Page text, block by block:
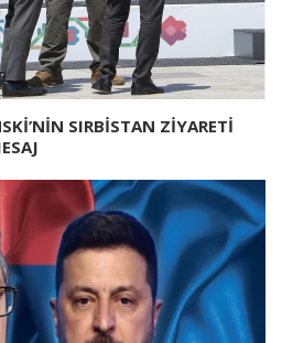
SIRBİSTAN ZİYARETİ